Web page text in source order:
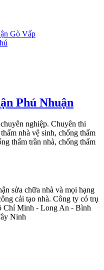
Gò Vấp
Phú Nhuận
nghiệp. Chuyên thi
nhà vệ sinh, chống thấm
thấm trần nhà, chống thấm
sửa chữa nhà và mọi hạng
cải tạo nhà. Công ty có trụ
Chí Minh - Long An - Bình
Ninh